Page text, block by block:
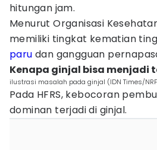
hitungan jam.
Menurut Organisasi
memiliki tingkat kematian
paru dan gangguan
Kenapa ginjal bisa menjadi
ilustrasi masalah pada ginjal (IDN Times/
Pada HFRS, kebocoran
dominan terjadi di ginjal.